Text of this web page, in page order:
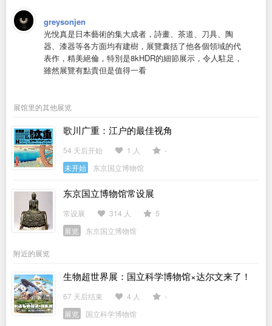
greysonjen
光悅真是日本藝術的集大成者，詩畫、茶道、刀具、陶
器、漆器等各方面均有建樹，展覽囊括了他各個領域的代
表作，精美絕倫，特別是8kHDR的細節展示，令人駐足，
雖然展覽有點貴但是值得一看
展馆里的其他展览
歌川广重：江户的最佳视角
54 天后开始 1 人
-
未开始
东京国立博物馆
东京国立博物馆常设展
常设展 314 人
5
展览
东京国立博物馆
附近的展览
生物超世界展：国立科学博物馆×达尔文来了！
67 天后结束 4 人
-
展览
国立科学博物馆